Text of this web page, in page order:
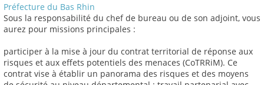
Préfecture du Bas Rhin
Sous la responsabilité du chef de bureau ou de son adjoint, vous
aurez pour missions principales :
participer à la mise à jour du contrat territorial de réponse aux
risques et aux effets potentiels des menaces (CoTRRiM). Ce
contrat vise à établir un panorama des risques et des moyens